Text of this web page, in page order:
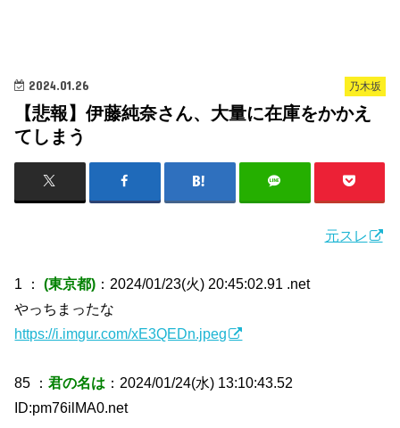
乃木坂
2024.01.26
【悲報】伊藤純奈さん、大量に在庫をかかえ
てしまう
元スレ
1 ： (東京都) ：2024/01/23(火) 20:45:02.91 .net
やっちまったな
https://i.imgur.com/xE3QEDn.jpeg
85 ：君の名は ：2024/01/24(水) 13:10:43.52
ID:pm76ilMA0.net